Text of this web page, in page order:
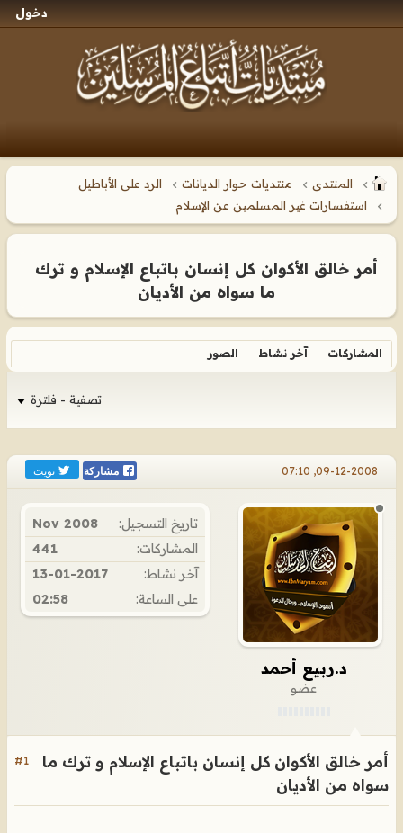
دخول
المنتدى منتديات حوار الديانات
الرد على الأباطيل
استفسارات غير المسلمين عن الإسلام
أمر خالق الأكوان كل إنسان باتباع الإسلام و ترك
ما سواه من الأديان
المشاركات آخر نشاط الصور
تصفية - فلترة
09-12-2008, 07:10 مشاركة تويت
د.ربيع أحمد
عضو
تاريخ التسجيل:
Nov 2008
المشاركات:
441
آخر نشاط:
13-01-2017
على الساعة:
02:58
#1
أمر خالق الأكوان كل إنسان باتباع الإسلام و ترك ما
سواه من الأديان